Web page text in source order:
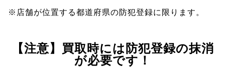
※店舗が位置する都道府県の防犯登録に限ります。
【注意】買取時には防犯登録の抹消
が必要です！